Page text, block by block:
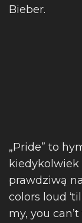
Bieber.
„Pride” to
kiedykolwiek
prawdziwą
colors loud
my, you